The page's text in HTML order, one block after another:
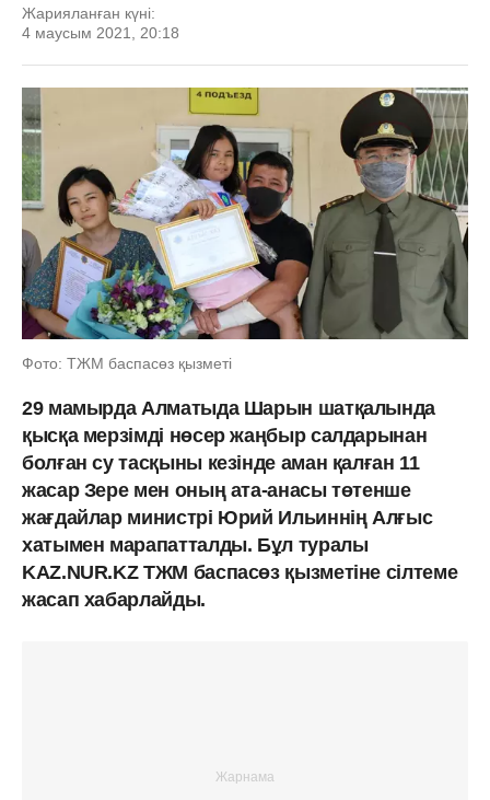
Жарияланған күні:
4 маусым 2021, 20:18
Фото: ТЖМ баспасөз қызметі
29 мамырда Алматыда Шарын шатқалында
қысқа мерзімді нөсер жаңбыр салдарынан
болған су тасқыны кезінде аман қалған 11
жасар Зере мен оның ата-анасы төтенше
жағдайлар министрі Юрий Ильиннің Алғыс
хатымен марапатталды. Бұл туралы
KAZ.NUR.KZ ТЖМ баспасөз қызметіне сілтеме
жасап хабарлайды.